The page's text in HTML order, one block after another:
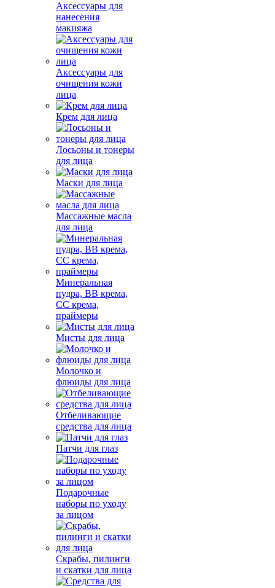
Аксессуары для
нанесения
макияжа
Аксессуары для
очищения кожи
лица
Крем для лица
Лосьоны и тонеры
для лица
Маски для лица
Массажные масла
для лица
Минеральная
пудра, BB крема,
СС крема,
праймеры
Мисты для лица
Молочко и
флюиды для лица
Отбеливающие
средства для лица
Патчи для глаз
Подарочные
наборы по уходу
за лицом
Скрабы, пилинги
и скатки для лица